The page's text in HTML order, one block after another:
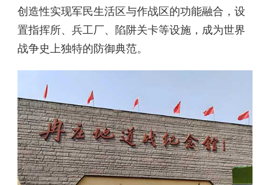
创造性实现军民生活区与作战区的功能融合，设
置指挥所、兵工厂、陷阱关卡等设施，成为世界
战争史上独特的防御典范。